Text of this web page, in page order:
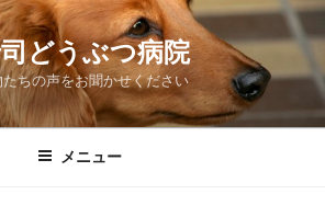
どうぶつ病院
たちの声をお聞かせください
メニュー